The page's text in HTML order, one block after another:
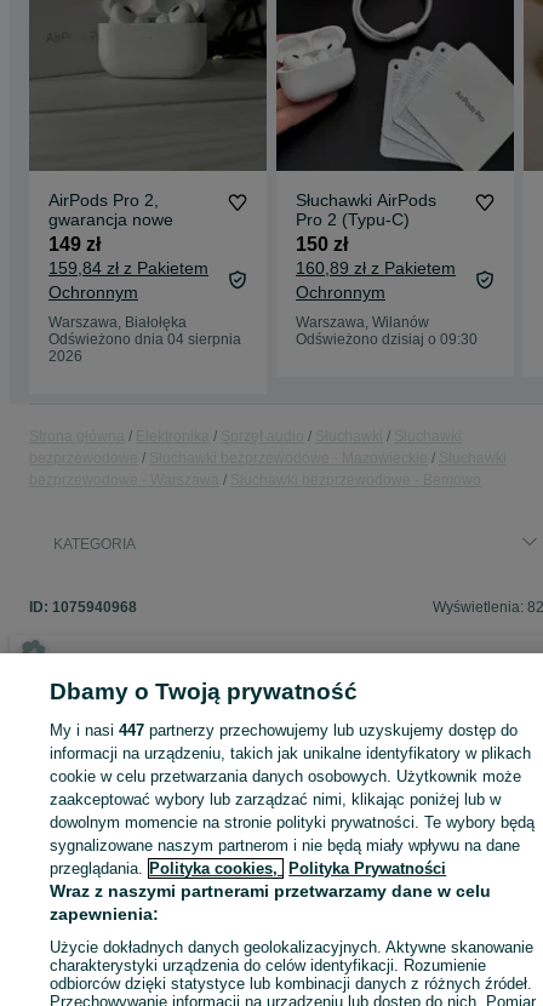
AirPods Pro 2,
gwarancja nowe
149 zł
159,84 zł z Pakietem
Ochronnym
Warszawa, Białołęka
Odświeżono dnia 04 sierpnia
2026
Słuchawki AirPods
Pro 2 (Typu-C)
150 zł
160,89 zł z Pakietem
Ochronnym
Warszawa, Wilanów
Odświeżono dzisiaj o 09:30
KATEGORIA
ID: 1075940968 Wyświetlenia:
sprzedającym
Zaloguj się / Załóż konto
Wyślij wiadomość Kup
Dbamy o Twoją prywatność
My i nasi447 partnerzy przechowujemy lub uzyskujemy dostęp do
informacji na urządzeniu, takich jak unikalne identyfikatory w plikach
cookie w celu przetwarzania danych osobowych. Użytkownik może
zaakceptować wybory lub zarządzać nimi, klikając poniżej lub w
dowolnym momencie na stronie polityki prywatności. Te wybory będą
sygnalizowane naszym partnerom i nie będą miały wpływu na dane
przeglądania. Polityka cookies, Polityka Prywatności
Wraz z naszymi partnerami przetwarzamy dane w celu
zapewnienia:
Użycie dokładnych danych geolokalizacyjnych. Aktywne skanowanie
charakterystyki urządzenia do celów identyfikacji. Rozumienie
odbiorców dzięki statystyce lub kombinacji danych z różnych źródeł.
Przechowywanie informacji na urządzeniu lub dostęp do nich. Pomiar